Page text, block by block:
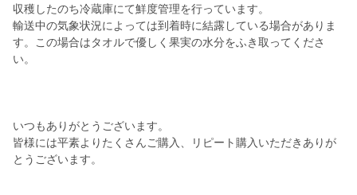
収穫したのち冷蔵庫にて鮮度管理を行っています。
輸送中の気象状況によっては到着時に結露している場合がありま
す。この場合はタオルで優しく果実の水分をふき取ってくださ
い。
いつもありがとうございます。
皆様には平素よりたくさんご購入、リピート購入いただきありが
とうございます。